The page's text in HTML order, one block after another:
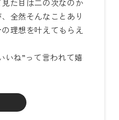
見た目は二の次なのか
全然そんなことあり
理想を叶えてもらえ
いね”って言われて嬉